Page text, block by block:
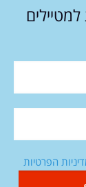
הפרטיות